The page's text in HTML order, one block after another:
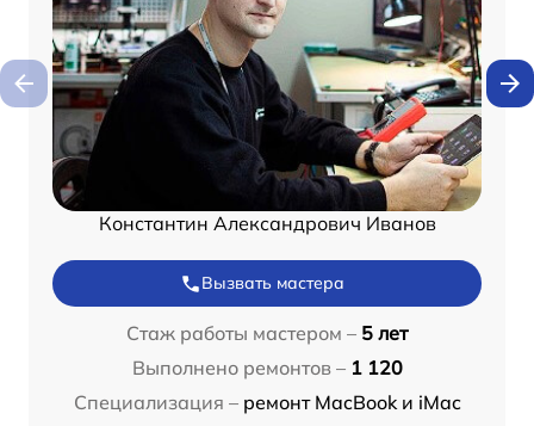
Константин Александрович Иванов
Вызвать мастера
Стаж работы мастером – 5 лет
Выполнено ремонтов – 1 120
Специализация – ремонт MacBook и iMac